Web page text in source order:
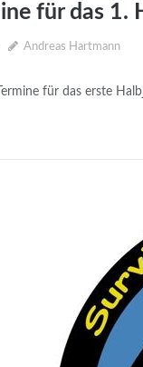
für das
Andreas Hartmann
für das erste